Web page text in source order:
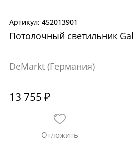
452013901
Потолочный светильник
DeMarkt (Германия)
13 755 ₽